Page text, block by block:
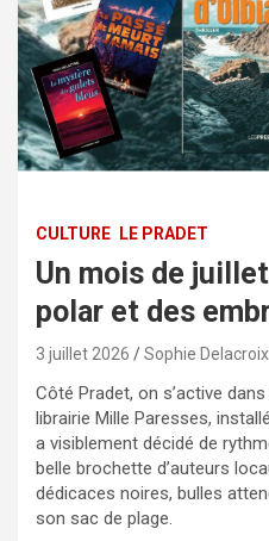
CULTURE LE PRADET
Un mois de
polar et des
3 juillet 2026 Sophie Delacroix
Côté Pradet, on s’active
librairie Mille Paresses,
a visiblement décidé de
belle brochette d’auteurs
dédicaces noires, bulles
son sac de plage.